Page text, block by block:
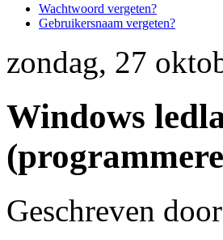
Wachtwoord vergeten?
Gebruikersnaam vergeten?
zondag, 27
Windows
Geschreven door